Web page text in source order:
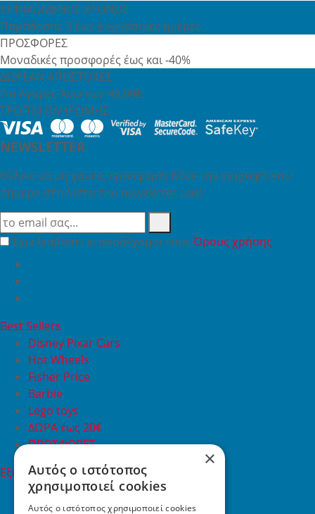
ΕΚΤΙΜΩΜΕΝΟΣ ΧΡΟΝΟΣ
Παράδοσης 3 έως 6 εργάσιμες ημέρες
ΠΡΟΣΦΟΡΕΣ
Μοναδικές προσφορές έως και -40%
ΔΩΡΕΑΝ ΑΠΟΣΤΟΛΕΣ
Για Αγορές Άνω των 49,99€
ΤΡΟΠΟΙ ΠΛΗΡΩΜΗΣ
NEWSLETTER
Θέλεις να μη χάνεις προσφορά; Κάνε την εγγραφή σου
σήμερα στη λίστα του newsletter μας!
Έχω διαβάσει κι αποδέχομαι τουςΌρους χρήσης
Best Sellers
Disney Pixar Cars
Hot Wheels
Fisher Price
Barbie
Lego toys
ΔΩΡΑ έως 20€
ΠΡΟΣΦΟΡΕΣ
Εξυπηρέτηση Πελατών
Εξυπηρέτηση πελατών
Συχνές ερωτήσεις
×
Αυτός ο ιστότοπος
χρησιμοποιεί cookies
Αυτός ο ιστότοπος χρησιμοποιεί cookies